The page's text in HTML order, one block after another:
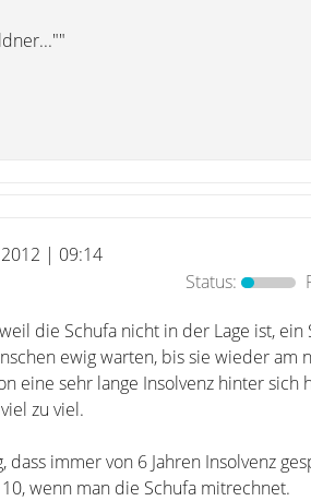
| 09:14
Status:
die Schufa nicht in der Lage ist,
ewig warten, bis sie wieder am
eine sehr lange Insolvenz hinter sich
zu viel.
immer von 6 Jahren Insolvenz
wenn man die Schufa mitrechnet.